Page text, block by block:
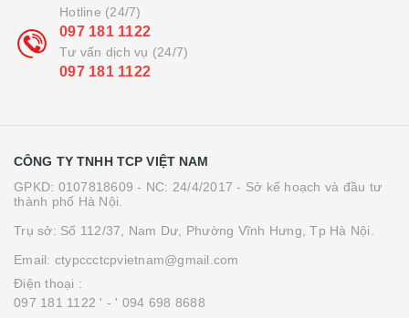
Hotline (24/7)
097 181 1122
Tư vấn dịch vụ (24/7)
097 181 1122
CÔNG TY TNHH TCP VIỆT NAM
GPKD: 0107818609 - NC: 24/4/2017 - Sở kế hoạch và đầu tư
thành phố Hà Nội.
Trụ sở: Số 112/37, Nam Dư, Phường Vĩnh Hưng, Tp Hà Nội.
Email: ctypccctcpvietnam@gmail.com
Điện thoại :
097 181 1122 ' - ' 094 698 8688